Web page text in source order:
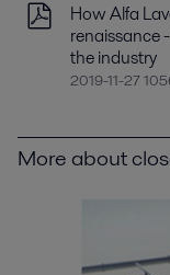
How Alfa
renaissance
the industry
2019-11-27
More about